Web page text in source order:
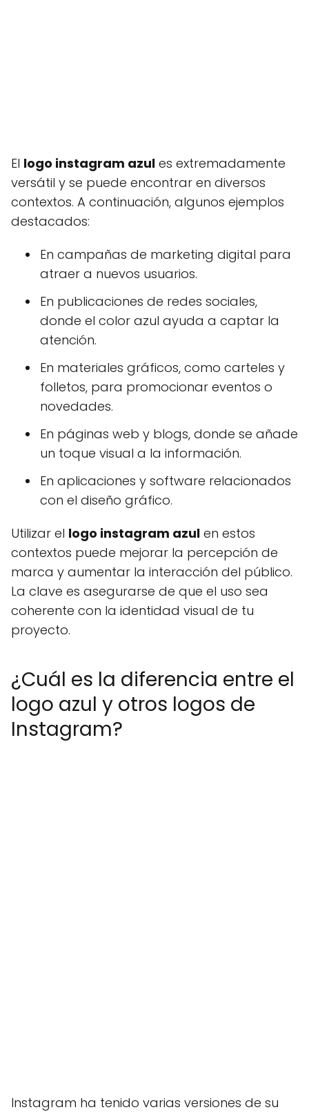
El logo instagram azul es extremadamente
versátil y se puede encontrar en diversos
contextos. A continuación, algunos ejemplos
destacados:
En campañas de marketing digital para
atraer a nuevos usuarios.
En publicaciones de redes sociales,
donde el color azul ayuda a captar la
atención.
En materiales gráficos, como carteles y
folletos, para promocionar eventos o
novedades.
En páginas web y blogs, donde se añade
un toque visual a la información.
En aplicaciones y software relacionados
con el diseño gráfico.
Utilizar el logo instagram azul en estos
contextos puede mejorar la percepción de
marca y aumentar la interacción del público.
La clave es asegurarse de que el uso sea
coherente con la identidad visual de tu
proyecto.
¿Cuál es la diferencia entre el
logo azul y otros logos de
Instagram?
Instagram ha tenido varias versiones de su